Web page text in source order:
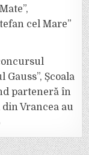
cel Mare”
Școala
parteneră în
Vrancea au